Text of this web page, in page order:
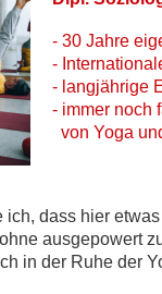
- 30 Jahre
-
- langjährige
- immer noch
von Yoga
dass hier
ausgepowert
in der Ruhe der